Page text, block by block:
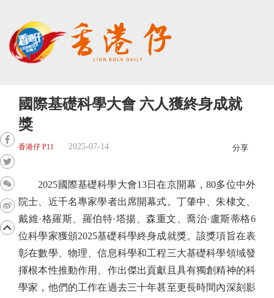
國際基礎科學大會 六人獲終身成就
獎
香港仔 P11 2025-07-14 分享
2025國際基礎科學大會13日在京開幕，80多位中外
院士、近千名專家學者出席開幕式。丁肇中、朱棣文、
戴維·格羅斯、羅伯特·塔揚、森重文、喬治·盧斯蒂格6
位科學家獲頒2025基礎科學終身成就獎。該獎項旨在表
彰在數學、物理、信息科學和工程三大基礎科學領域發
揮根本性推動作用、作出傑出貢獻且具有獨創精神的科
學家，他們的工作在過去三十年甚至更長時間內深刻影